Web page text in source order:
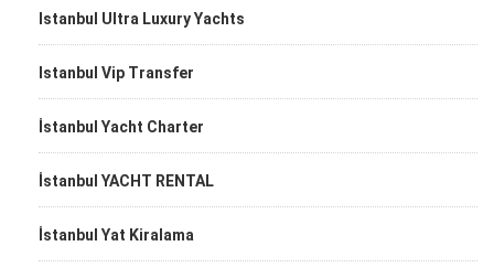
Istanbul Ultra Luxury Yachts
Istanbul Vip Transfer
İstanbul Yacht Charter
İstanbul YACHT RENTAL
İstanbul Yat Kiralama